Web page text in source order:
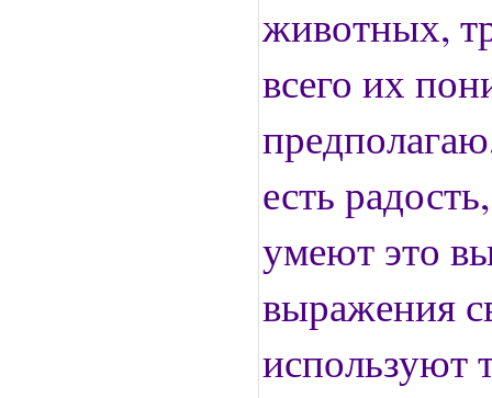
животных,
всего их
есть
умеют это
выражения
используют